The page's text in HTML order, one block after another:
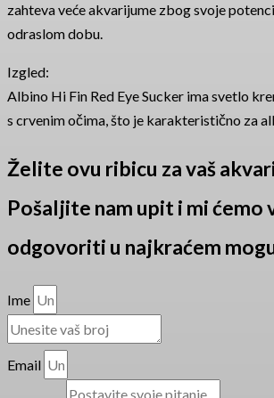
zahteva veće akvarijume zbog svoje
odraslom dobu.
Izgled:
Albino Hi Fin Red Eye Sucker ima svetlo
s crvenim očima, što je karakteristično za
Želite ovu ribicu za vaš
Pošaljite nam upit i mi ćemo
odgovoriti u najkraćem
Ime
Email